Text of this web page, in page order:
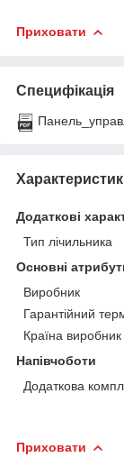
Приховати
Специфікація
Додаткові
Тип лічильника
Основні
Виробник
Гарантійний
Країна виробник
Напівчоботи
Додаткова
Приховати